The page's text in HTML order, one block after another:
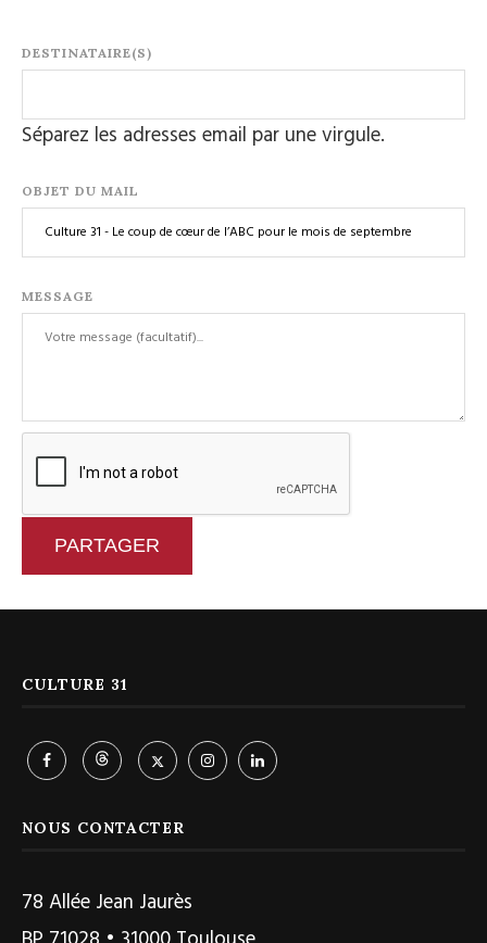
DESTINATAIRE(S)
Séparez les adresses email par une virgule.
OBJET DU MAIL
MESSAGE
PARTAGER
CULTURE 31
NOUS CONTACTER
78 Allée Jean Jaurès